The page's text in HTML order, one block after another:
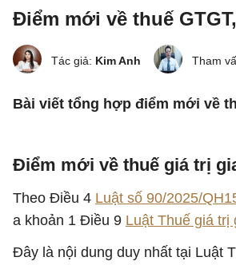
Điểm mới về thuế
Tác giả: Kim Anh Tham
Bài viết tổng hợp điểm mới về
Điểm mới về thuế giá trị
Theo Điều 4 Luật số 90/2025/
a khoản 1 Điều 9 Luật Thuế giá trị
Đây là nội dung duy nhất tại Luật